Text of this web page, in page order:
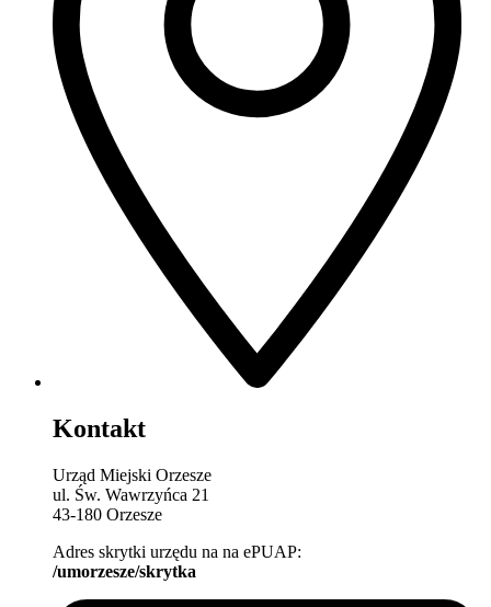
Kontakt
Urząd Miejski Orzesze
ul. Św. Wawrzyńca 21
43-180 Orzesze
Adres skrytki urzędu na na ePUAP:
/umorzesze/skrytka